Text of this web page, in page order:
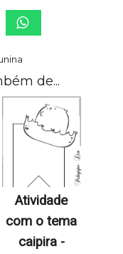
de...
Atividade
com o tema
caipira -